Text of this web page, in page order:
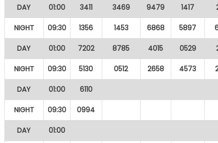
DAY 01:00 3411 3469 9479 1417
NIGHT 09:30 1356 1453 6868 5897
DAY 01:00 7202 8785 4015 0529
NIGHT 09:30 5130 0512 2658 4573
DAY 01:00 6110
NIGHT 09:30 0994
DAY 01:00